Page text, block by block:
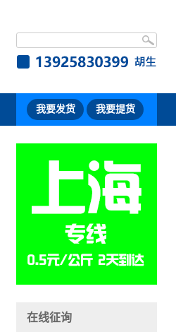
我要发货 我要提货
在线征询